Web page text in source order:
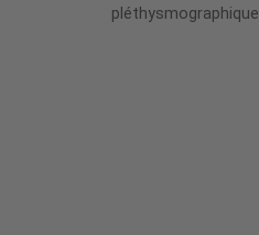
pléthysmographique